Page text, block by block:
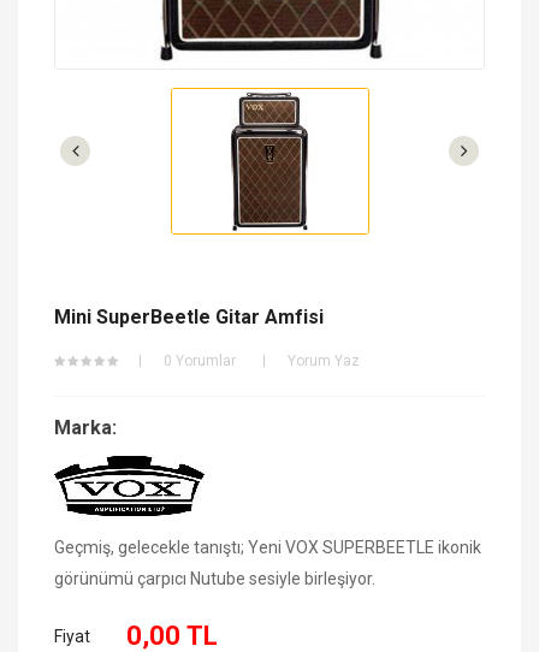
Mini SuperBeetle Gitar Amfisi
0 Yorumlar Yorum Yaz
Marka:
Geçmiş, gelecekle tanıştı; Yeni VOX SUPERBEETLE ikonik
görünümü çarpıcı Nutube sesiyle birleşiyor.
Fiyat 0,00 TL